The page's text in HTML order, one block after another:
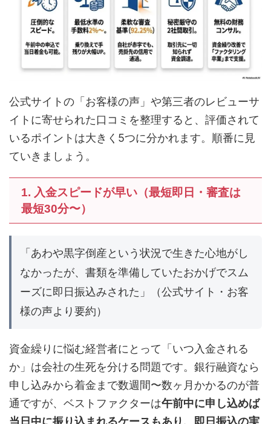
公式サイトの「お客様の声」や第三者のレビューサ
イトに寄せられた口コミを整理すると、評価されて
いるポイントは大きく5つに分かれます。順番に見
ていきましょう。
1. 入金スピードが早い（最短即日・審査は
最短30分〜）
「あわや黒字倒産という状況で生きた心地がし
なかったが、書類を準備していたおかげでスム
ーズに即日振込みされた」（公式サイト・お客
様の声より要約）
資金繰りに悩む経営者にとって「いつ入金される
か」は会社の生死を分ける問題です。銀行融資なら
申し込みから着金まで数週間〜数ヶ月かかるのが普
通ですが、ベストファクターは午前中に申し込めば